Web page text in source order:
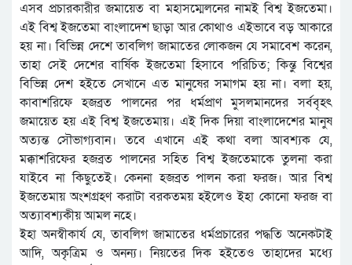
এসব প্রচারকারীর জমায়েত বা মহাসম্মেলনের নামই বিশ্ব ইজতেমা।
এই বিশ্ব ইজতেমা বাংলাদেশ ছাড়া আর কোথাও এইভাবে বড় আকারে
হয় না। বিভিন্ন দেশে তাবলিগ জামাতের লোকজন যে সমাবেশ করেন,
তাহা সেই দেশের বার্ষিক ইজতেমা হিসাবে পরিচিত; কিন্তু বিশ্বের
বিভিন্ন দেশ হইতে সেখানে এত মানুষের সমাগম হয় না। বলা হয়,
কাবাশরিফে হজব্রত পালনের পর ধর্মপ্রাণ মুসলমানদের সর্ববৃহৎ
জমায়েত হয় এই বিশ্ব ইজতেমায়। এই দিক দিয়া বাংলাদেশের মানুষ
অত্যন্ত সৌভাগ্যবান। তবে এখানে এই কথা বলা আবশ্যক যে,
মক্কাশরিফের হজব্রত পালনের সহিত বিশ্ব ইজতেমাকে তুলনা করা
যাইবে না কিছুতেই। কেননা হজব্রত পালন করা ফরজ। আর বিশ্ব
ইজতেমায় অংশগ্রহণ করাটা বরকতময় হইলেও ইহা কোনো ফরজ বা
অত্যাবশ্যকীয় আমল নহে।
ইহা অনস্বীকার্য যে, তাবলিগ জামাতের ধর্মপ্রচারের পদ্ধতি অনেকটাই
আদি, অকৃত্রিম ও অনন্য। নিয়তের দিক হইতেও তাহাদের মধ্যে